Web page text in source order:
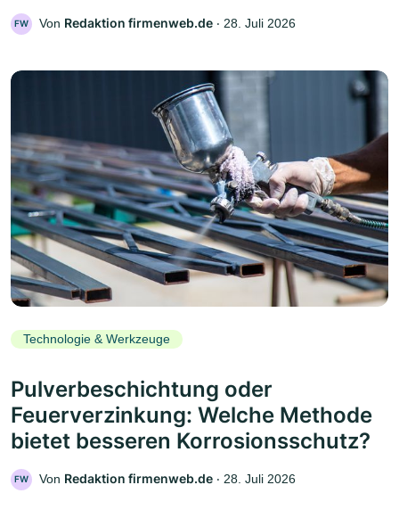
FW Von Redaktion firmenweb.de ‧ 28. Juli 2026
Technologie & Werkzeuge
Pulverbeschichtung oder
Feuerverzinkung: Welche Methode
bietet besseren Korrosionsschutz?
FW Von Redaktion firmenweb.de ‧ 28. Juli 2026